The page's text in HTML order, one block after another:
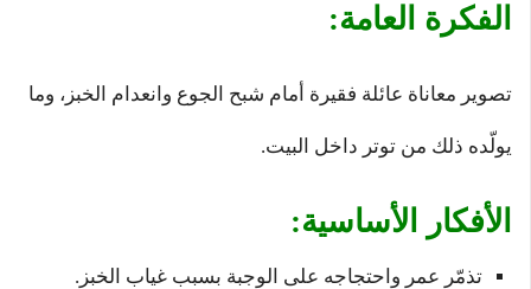
الفكرة العامة:
تصوير معاناة عائلة فقيرة أمام شبح الجوع وانعدام الخبز، وما
يولّده ذلك من توتر داخل البيت.
الأفكار الأساسية:
تذمّر عمر واحتجاجه على الوجبة بسبب غياب الخبز.